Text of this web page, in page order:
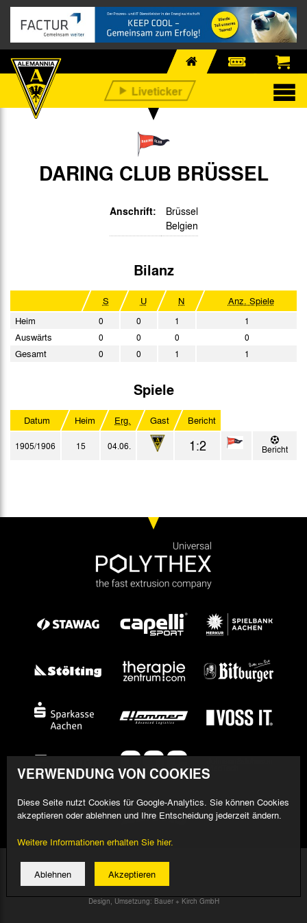
DARING CLUB BRÜSSEL
Anschrift:
Brüssel
Belgien
Bilanz
S U N
Anz. Spiele
Heim
0 0 1 1
Auswärts 0 0 0 0
Gesamt 0 0 1 1
Spiele
Datum Heim Erg. Gast Bericht
1905/1906 15 04.06. 1:2 Bericht
© 2026 Alemannia Aachen - Alle Rechte vorbehalten
Impressum/Datenschutz
Design, Umsetzung: Bauer + Kirch GmbH
VERWENDUNG VON COOKIES
Diese Seite nutzt Cookies für Google-Analytics. Sie können Cookies
akzeptieren oder ablehnen und Ihre Entscheidung jederzeit ändern.
Weitere Informationen erhalten Sie hier.
Ablehnen Akzeptieren